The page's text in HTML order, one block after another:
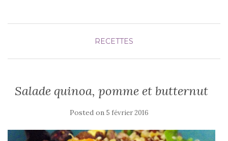
RECETTES
Salade quinoa, pomme et butternut
Posted on 5 février 2016